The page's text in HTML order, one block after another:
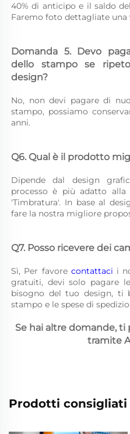
40% di anticipo e il saldo
Faremo foto dettagliate una
Domanda 5. Devo
dello stampo se
design?
No, non devi pagare di
stampo, possiamo
anni.
Q6. Qual è il prodotto
Dipende dal design
processo è più adatto
'Timbratura'. In base al
fare la nostra migliore
Q7. Posso ricevere dei
Sì, Per favore contattaci i
gratuiti, devi solo pagare
bisogno del tuo design, ti
stampo e le spese di
Se hai altre domande,
tramite
Prodotti consigliati